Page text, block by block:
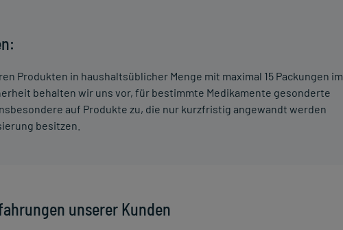
Produkten in haushaltsüblicher Menge mit maximal 15 Packungen im
behalten wir uns vor, für bestimmte Medikamente gesonderte
auf Produkte zu, die nur kurzfristig angewandt werden
besitzen.
unserer Kunden